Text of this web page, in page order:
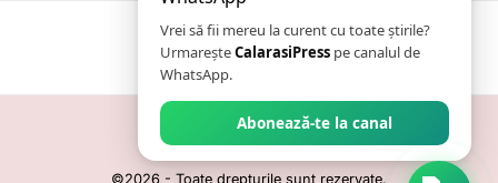
©2026 - Toate drepturile sunt rezervate.
Vrei să fii mereu la curent cu toate știrile?
UrmareșteCalarasiPress pe canalul de
WhatsApp.
Abonează-te la canal